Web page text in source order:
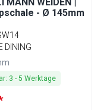
- Ø 145mm
DINING
: 3 -5 Werktage